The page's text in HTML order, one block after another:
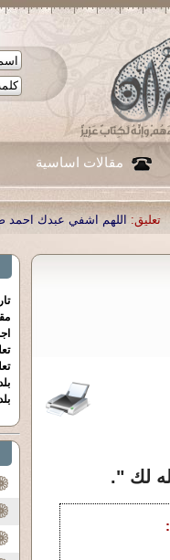
مقالات اساسية
صبحي منصور|تعليق: ...
لك ".